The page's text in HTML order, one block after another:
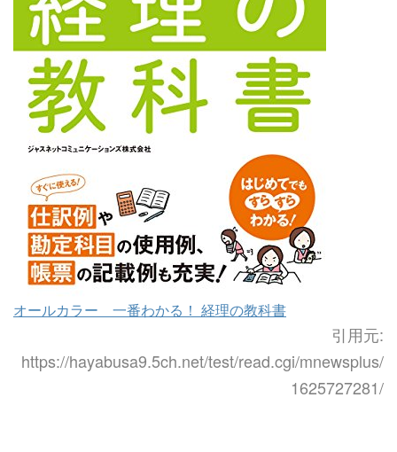
オールカラー 一番わかる！ 経理の教科書
引用元:
https://hayabusa9.5ch.net/test/read.cgi/mnewsplus/
1625727281/